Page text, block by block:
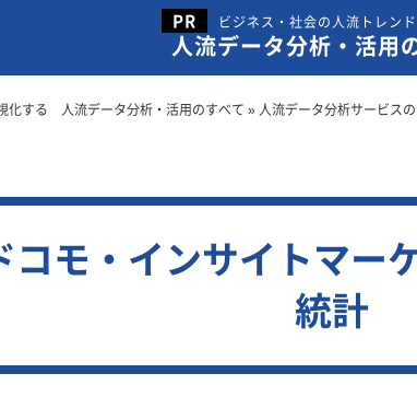
ビジネス・社会の人流トレン
人流データ分析・活用
化する 人流データ分析・活用のすべて » 人流データ分析サービス
コモ・インサイトマー
統計